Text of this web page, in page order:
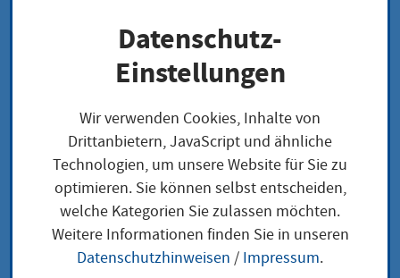
Dienstleistung-Finder
Lokale Anliegen
Blaue Karte EU zur Ausübung einer
hochqualifizierten Beschäftigung beantragen
Blaue Karte EU zur
Ausübung einer
Datenschutz-
Einstellungen
Wir verwenden Cookies, Inhalte von
Drittanbietern, JavaScript und ähnliche
Technologien, um unsere Website für Sie zu
optimieren. Sie können selbst entscheiden,
welche Kategorien Sie zulassen möchten.
Weitere Informationen finden Sie in unseren
Datenschutzhinweisen / Impressum.